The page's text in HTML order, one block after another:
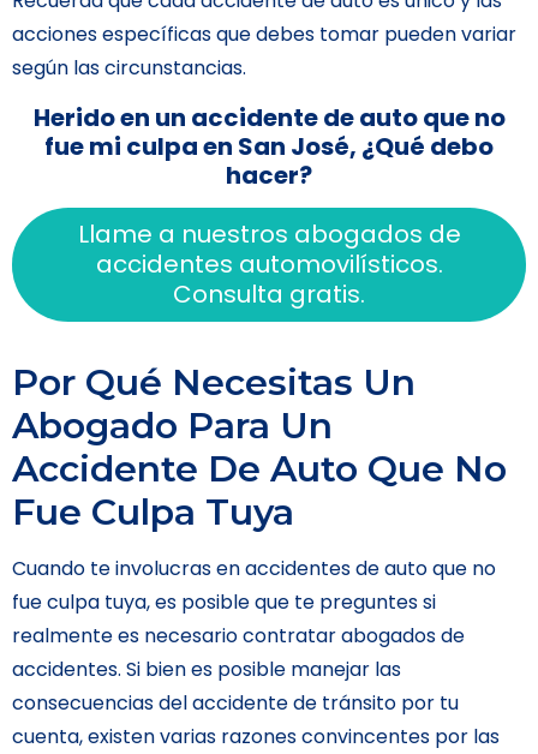
acciones específicas que debes tomar pueden variar
según las circunstancias.
Herido en un accidente de auto que no
fue mi culpa en San José, ¿Qué debo
hacer?
Llame a nuestros abogados de
accidentes automovilísticos.
Consulta gratis.
Por Qué Necesitas Un
Abogado Para Un
Accidente De Auto Que No
Fue Culpa Tuya
Cuando te involucras en accidentes de auto que no
fue culpa tuya, es posible que te preguntes si
realmente es necesario contratar abogados de
accidentes. Si bien es posible manejar las
consecuencias del accidente de tránsito por tu
cuenta, existen varias razones convincentes por las